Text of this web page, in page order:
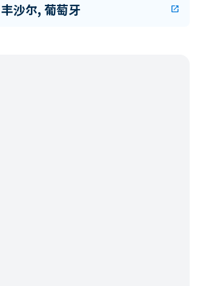
丰沙尔, 葡萄牙 open_in_new